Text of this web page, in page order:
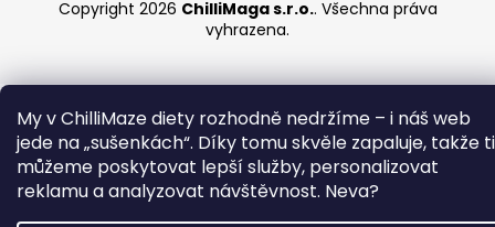
My v ChilliMaze diety rozhodně nedržíme – i náš web
jede na „sušenkách“. Díky tomu skvěle zapaluje, takže ti
můžeme poskytovat lepší služby, personalizovat
reklamu a analyzovat návštěvnost. Neva?
Copyright 2026 ChilliMaga s.r.o.. Všechna práva
vyhrazena.